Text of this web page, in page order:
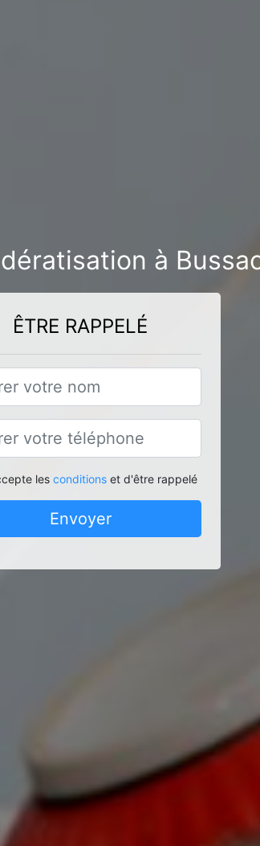
à
ÊTRE RAPPELÉ
les conditionset d'être rappelé
Envoyer